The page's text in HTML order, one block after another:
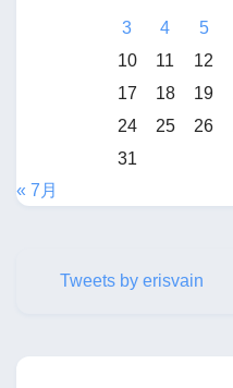
3
4 5
10
11 12
17
18 19
24
25 26
31
« 7月
Tweets by erisvain